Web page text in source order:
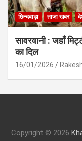
छिन्दवाड़ा ताजा खबर
सावरवानी : जहाँ
का दिल
16/01/2026
Copyright © 2026